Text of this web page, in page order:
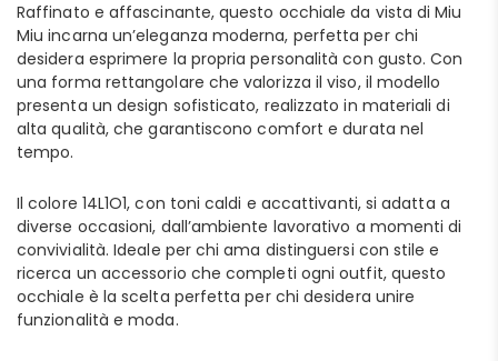
Raffinato e affascinante, questo occhiale da vista di Miu
Miu incarna un’eleganza moderna, perfetta per chi
desidera esprimere la propria personalità con gusto. Con
una forma rettangolare che valorizza il viso, il modello
presenta un design sofisticato, realizzato in materiali di
alta qualità, che garantiscono comfort e durata nel
tempo.
Il colore 14L1O1, con toni caldi e accattivanti, si adatta a
diverse occasioni, dall’ambiente lavorativo a momenti di
convivialità. Ideale per chi ama distinguersi con stile e
ricerca un accessorio che completi ogni outfit, questo
occhiale è la scelta perfetta per chi desidera unire
funzionalità e moda.